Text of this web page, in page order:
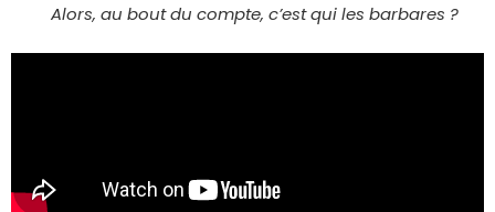
Alors, au bout du compte, c’est qui les barbares ?